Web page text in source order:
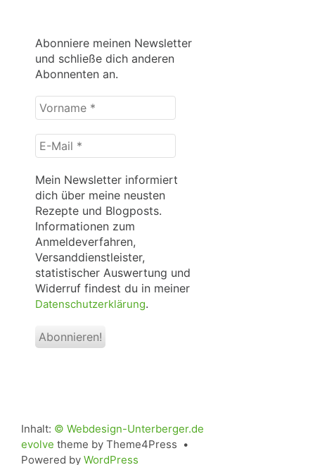
Abonniere meinen Newsletter
und schließe dich anderen
Abonnenten an.
Vorname
*
E-
Mail
Mein Newsletter informiert
dich über meine neusten
Rezepte und Blogposts.
Informationen zum
Anmeldeverfahren,
Versanddienstleister,
statistischer Auswertung und
Widerruf findest du in meiner
Datenschutzerklärung.
Inhalt: © Webdesign-Unterberger.de
evolve theme by Theme4Press •
Powered by WordPress